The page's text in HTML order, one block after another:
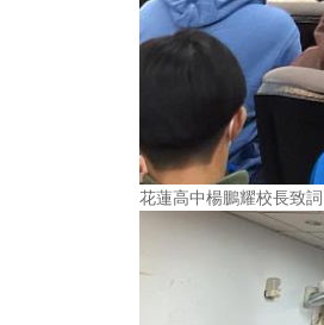
花蓮高中楊鵬耀校長致詞